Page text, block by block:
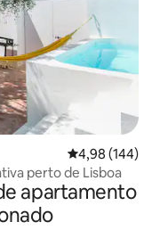
4,98 de uma
4,98 (144)
perto de Lisboa
apartamento